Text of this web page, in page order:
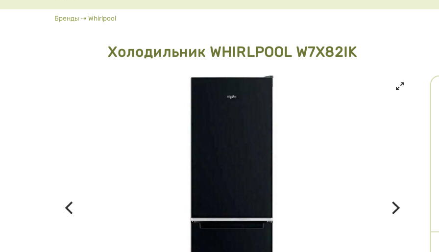
Вы здесь
Бренды ⇢ Whirlpool
Холодильник WHIRLPOOL W7X82IK